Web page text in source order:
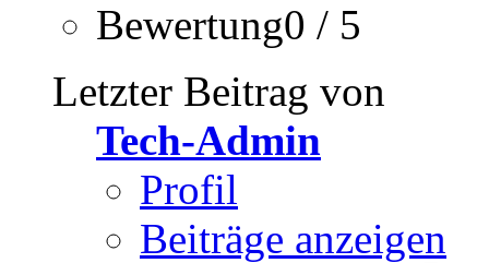
Bewertung0 / 5
Letzter Beitrag von
Tech-Admin
Profil
Beiträge anzeigen